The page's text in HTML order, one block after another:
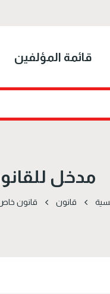
قائمة المؤلفين
مدخل
قانون قانون